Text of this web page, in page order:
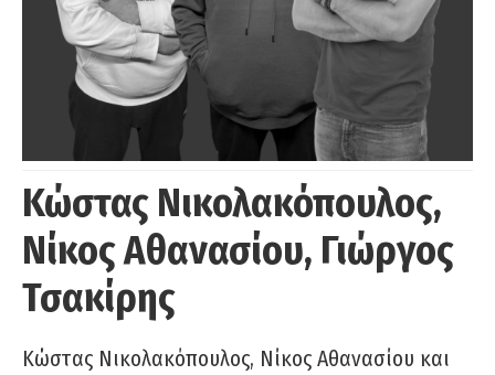
Κώστας Νικολακόπουλος,
Νίκος Αθανασίου, Γιώργος
Τσακίρης
Κώστας Νικολακόπουλος, Νίκος Αθανασίου και